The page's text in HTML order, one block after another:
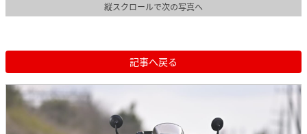
縦スクロールで次の写真へ
記事へ戻る